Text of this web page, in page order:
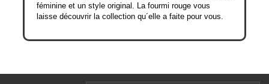
féminine et un style original. La fourmi rouge vous
laisse découvrir la collection qu´elle a faite pour vous.